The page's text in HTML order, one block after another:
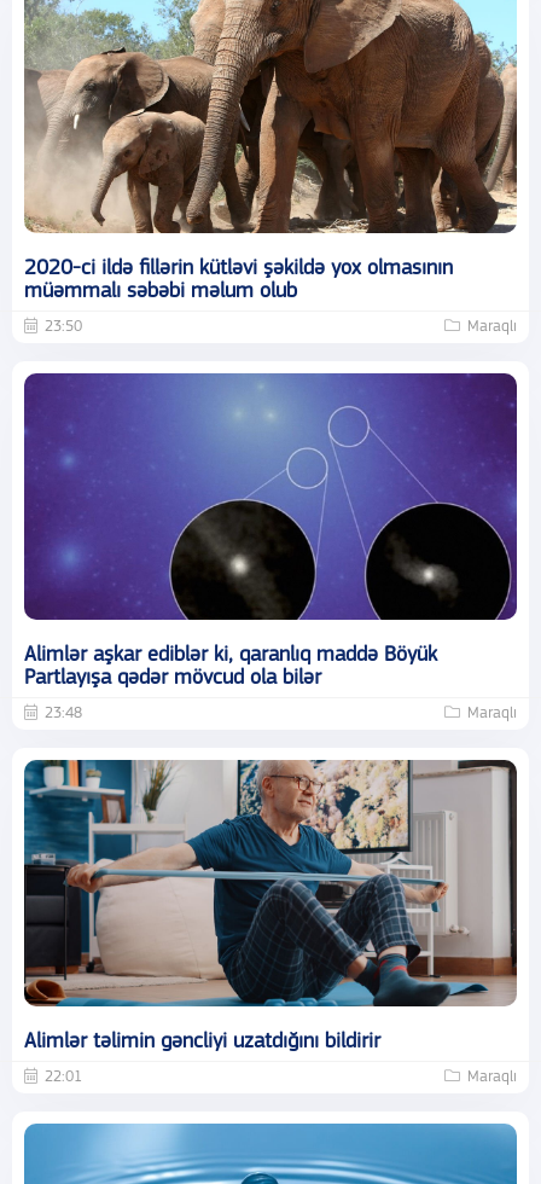
2020-ci ildə fillərin kütləvi şəkildə yox olmasının
müəmmalı səbəbi məlum olub
23:50 Maraqlı
Alimlər aşkar ediblər ki, qaranlıq maddə Böyük
Partlayışa qədər mövcud ola bilər
23:48 Maraqlı
Alimlər təlimin gəncliyi uzatdığını bildirir
22:01 Maraqlı